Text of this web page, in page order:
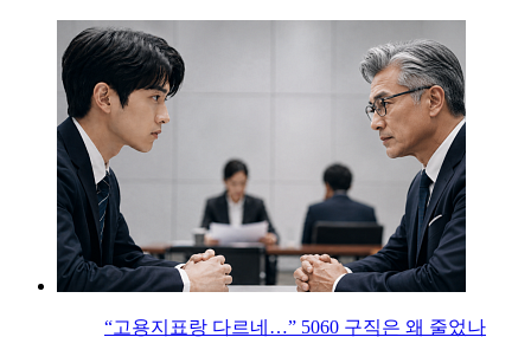
“고용지표랑 다르네…” 5060 구직은 왜 줄었나